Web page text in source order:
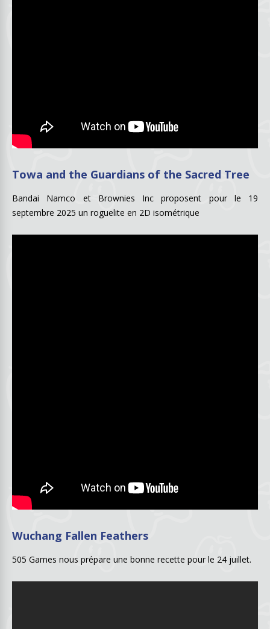
Towa and the Guardians of the Sacred Tree
Bandai Namco et Brownies Inc proposent pour le 19
septembre 2025 un roguelite en 2D isométrique
Wuchang Fallen Feathers
505 Games nous prépare une bonne recette pour le 24 juillet.